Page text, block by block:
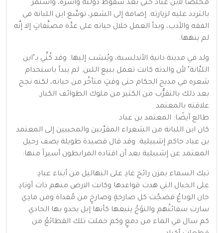
مخلصاً لابن عبَّاد حتى بعد سقوط دولته وأسره، واستمرَّ
بالتردد عليه لزيارته. إضافة إلى الشعر، توسَّع ابن اللبانة في
الفقه والأدب، وبدأ العمل خلال حياته على عدَّة مصنَّفاتٍ إلا إنَّه
لم ينهها.
ولد في مدينة دانية الأندلسية، ويُنسَب إليها. وقد كُنِّي بـ"ابن
اللبَّانة" لأن والدته كانت تعمل ببيع اللبن. لم يبدأ باستحدام
شعره في مديح الحكام حتى وقتٍ متأخّر من حياته، لكنه نجح
بعد ذلك بالتقرُّب من الكثير من ملوك الطوائف الكبار.
علاقته بالمعتمد
طالع أيضًا: المعتمد بن عباد
كان ابن اللبانة من الشعراء المقرَّبين والمحببين إلى المعتمد
بن عباد حاكم إشبيلية. وقد قال قصيدة طويلة يصف رحيل
المعتمد عن إشبيلية بعد أن اقتاده المرابطون أسيراً منها:
تبك السماء بمزن رائح غادِ على البهاليل من أبناء عبادِ
على الجبال التي هدت قواعدها وكانت الارض منهم ذات أوتادِ
حان الوداعُ فضجّت كل صارخةٍ وصارخٍ من مُفداة ومن فادِي
سارت سفائنُهم والنوْحُ يتبعها كأنها إبل يحدو بها الحادي
كم سال في الماء من دمعٍ وكم حملت تلك القطائعُ من